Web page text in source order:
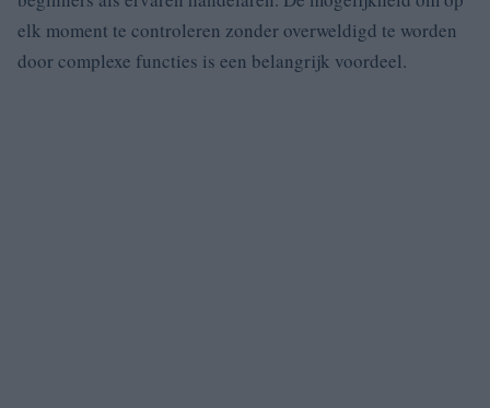
elk moment te controleren zonder overweldigd te worden
door complexe functies is een belangrijk voordeel.